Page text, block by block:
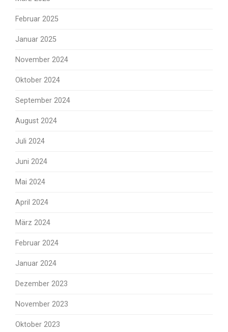
Februar 2025
Januar 2025
November 2024
Oktober 2024
September 2024
August 2024
Juli 2024
Juni 2024
Mai 2024
April 2024
März 2024
Februar 2024
Januar 2024
Dezember 2023
November 2023
Oktober 2023